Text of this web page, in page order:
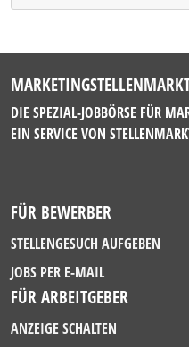
DIE SPEZIAL-JOBBÖRSE FÜR
EIN SERVICE VON
FÜR BEWERBER
STELLENGESUCH AUFGEBEN
JOBS PER E-MAIL
FÜR ARBEITGEBER
ANZEIGE SCHALTEN